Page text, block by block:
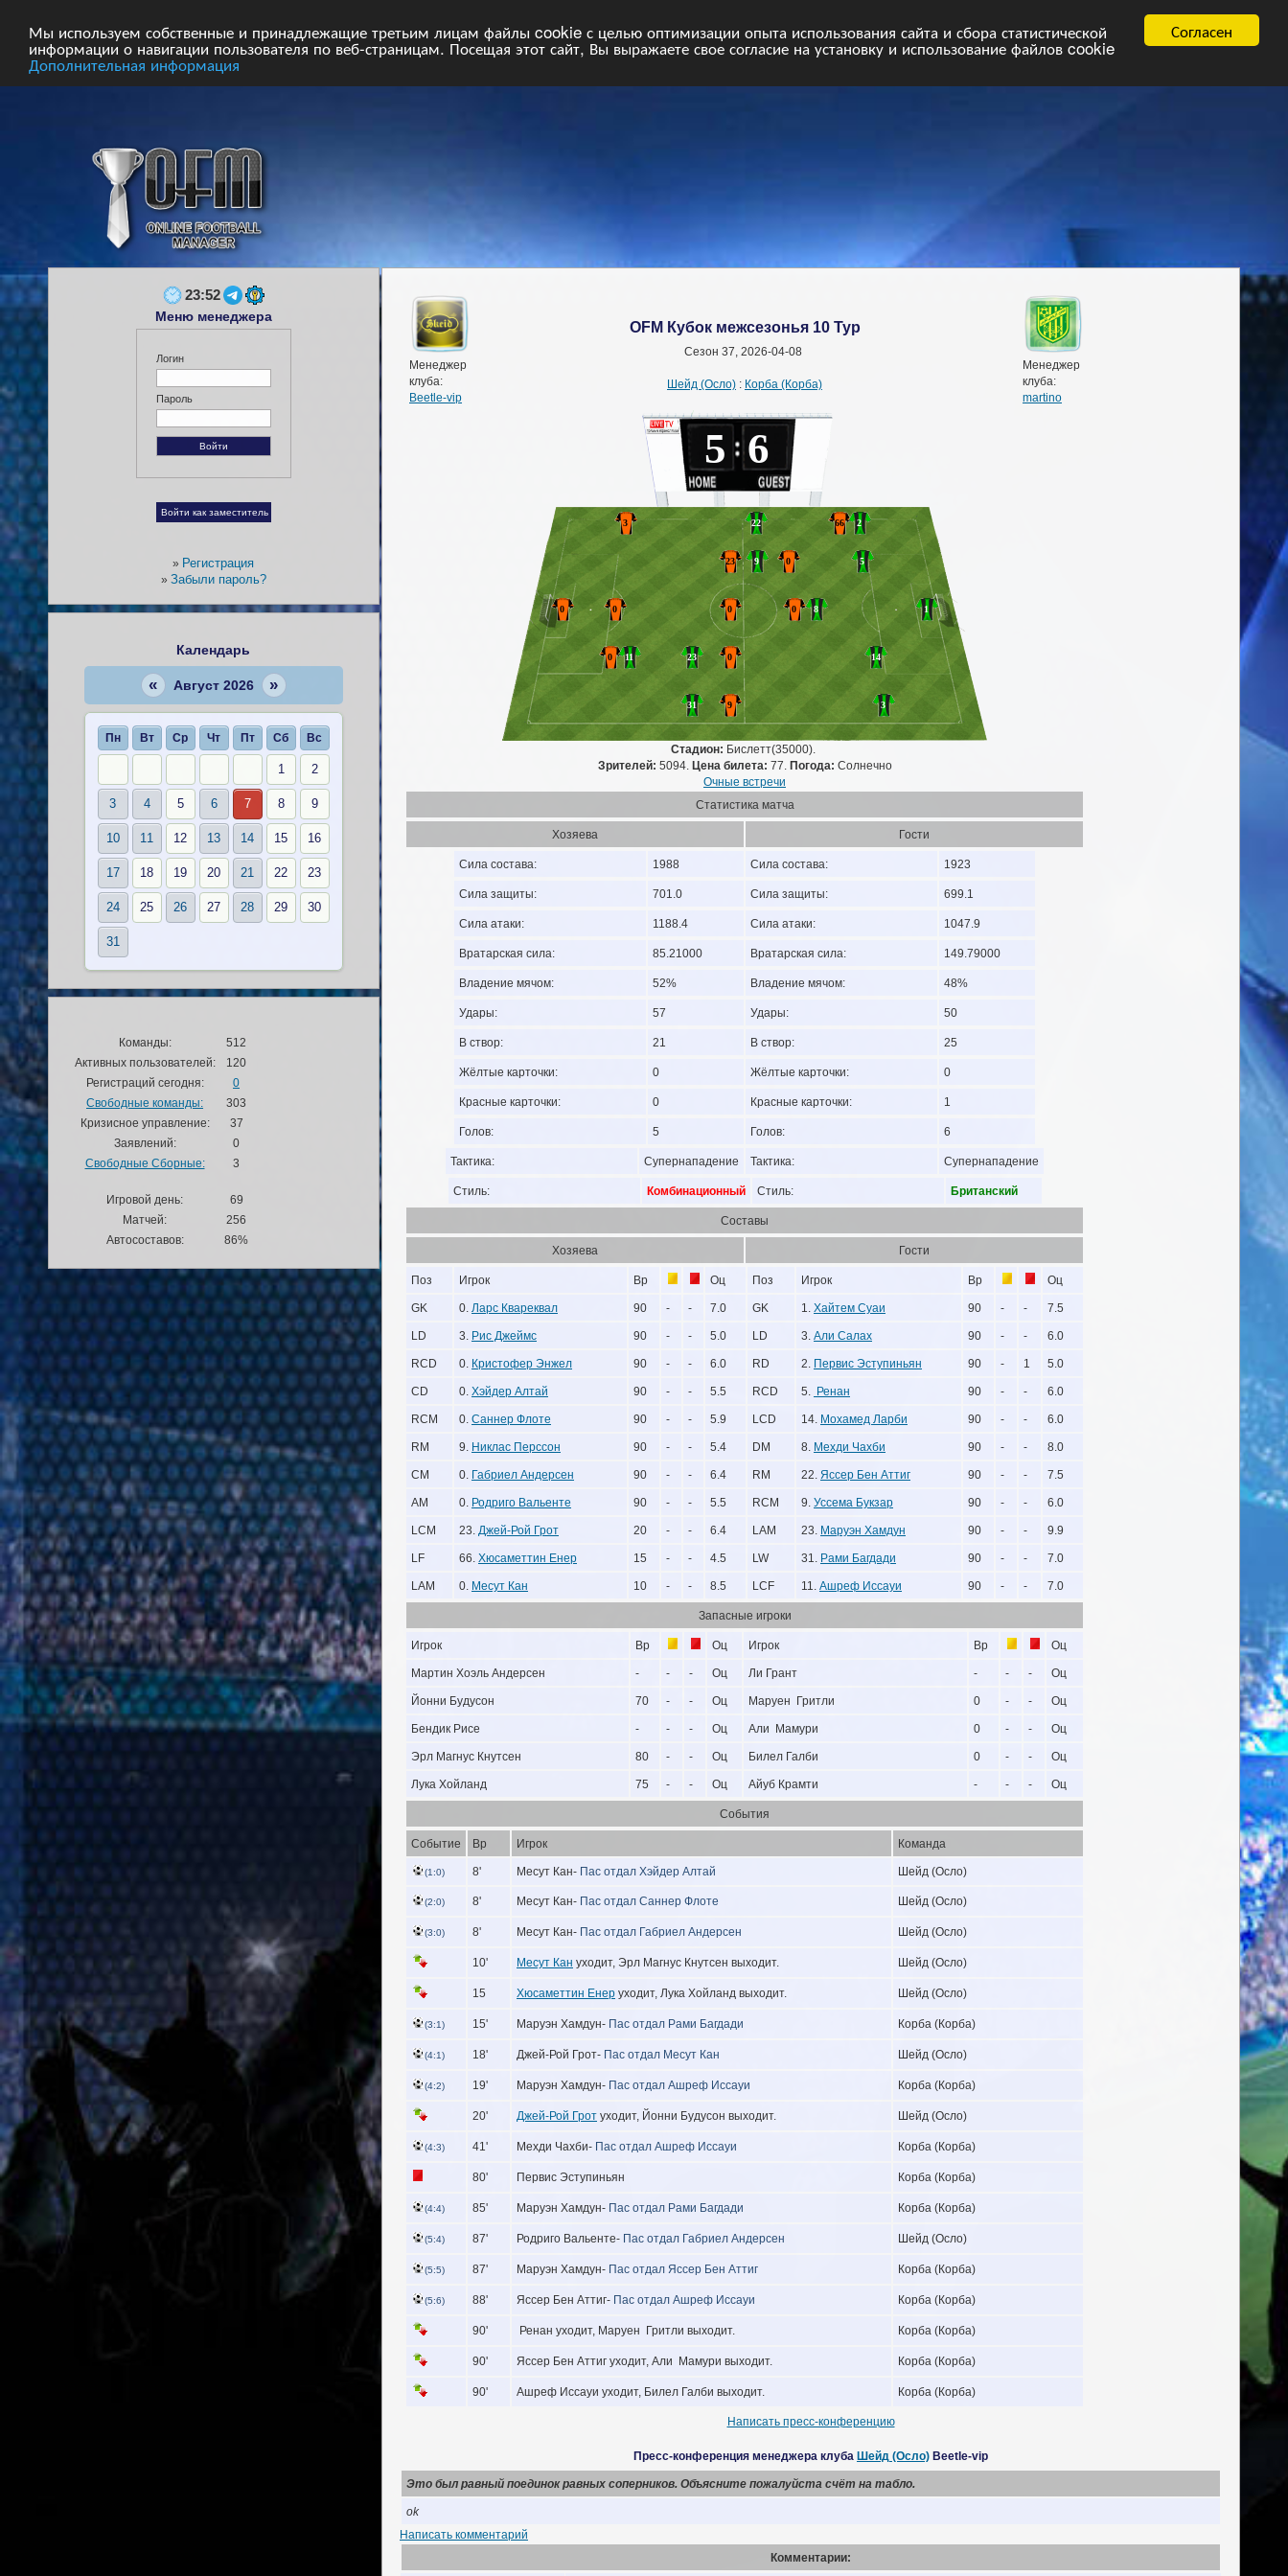
Согласен
Мы используем собственные и принадлежащие третьим лицам файлы cookie с целью оптимизации опыта использования сайта и сбора статистической
информации о навигации пользователя по веб-страницам. Посещая этот сайт, Вы выражаете свое согласие на установку и использование файлов cookie
Дополнительная информация
Менеджер
клуба:
Beetle-vip
OFM Кубок межсезонья 10 Тур
Сезон 37, 2026-04-08
Шейд (Осло) : Корба (Корба)
Менеджер
клуба:
martino
0
3
0
0
23
0
0
9
0
0
66
1
3
14
5
2
8
9
22
31
23
11
5 6
Стадион: Бислетт(35000).
Зрителей: 5094. Цена билета: 77. Погода: Солнечно
Очные встречи
Статистика матча
Хозяева Гости
Сила состава: 1988 Сила состава: 1923
Сила защиты: 701.0 Сила защиты: 699.1
Сила атаки: 1188.4 Сила атаки: 1047.9
Вратарская сила: 85.21000 Вратарская сила: 149.79000
Владение мячом: 52% Владение мячом: 48%
Удары: 57 Удары: 50
В створ: 21 В створ: 25
Жёлтые карточки: 0 Жёлтые карточки: 0
Красные карточки: 0 Красные карточки: 1
Голов: 5 Голов: 6
Тактика: Супернападение Тактика: Супернападение
Стиль: Комбинационный Стиль: Британский
Составы
Хозяева Гости
Поз Игрок Вр Оц Поз Игрок Вр Оц
GK 0. Ларс Квареквал 90 - - 7.0 GK 1. Хайтем Суаи 90 - - 7.5
LD 3. Рис Джеймс 90 - - 5.0 LD 3. Али Салах 90 - - 6.0
RCD 0. Кристофер Энжел 90 - - 6.0 RD 2. Первис Эступиньян 90 - 1 5.0
CD 0. Хэйдер Алтай 90 - - 5.5 RCD 5. Ренан 90 - - 6.0
RCM 0. Саннер Флоте 90 - - 5.9 LCD 14. Мохамед Ларби 90 - - 6.0
RM 9. Никлас Перссон 90 - - 5.4 DM 8. Мехди Чахби 90 - - 8.0
CM 0. Габриел Андерсен 90 - - 6.4 RM 22. Яссер Бен Аттиг 90 - - 7.5
AM 0. Родриго Вальенте 90 - - 5.5 RCM 9. Уссема Букзар 90 - - 6.0
LCM 23. Джей-Рой Грот 20 - - 6.4 LAM 23. Маруэн Хамдун 90 - - 9.9
LF 66. Хюсаметтин Енер 15 - - 4.5 LW 31. Рами Багдади 90 - - 7.0
LAM 0. Месут Кан 10 - - 8.5 LCF 11. Ашреф Иссауи 90 - - 7.0
Запасные игроки
Игрок Вр Оц Игрок Вр Оц
Мартин Хоэль Андерсен - - - Оц Ли Грант - - - Оц
Йонни Будусон 70 - - Оц Маруен Гритли 0 - - Оц
Бендик Рисе - - - Оц Али Мамури 0 - - Оц
Эрл Магнус Кнутсен 80 - - Оц Билел Галби 0 - - Оц
Лука Хойланд 75 - - Оц Айуб Крамти - - - Оц
События
Событие Вр Игрок Команда
(1:0) 8' Месут Кан- Пас отдал Хэйдер Алтай Шейд (Осло)
(2:0) 8' Месут Кан- Пас отдал Саннер Флоте Шейд (Осло)
(3:0) 8' Месут Кан- Пас отдал Габриел Андерсен Шейд (Осло)
10' Месут Кан уходит, Эрл Магнус Кнутсен выходит. Шейд (Осло)
15 Хюсаметтин Енер уходит, Лука Хойланд выходит. Шейд (Осло)
(3:1) 15' Маруэн Хамдун- Пас отдал Рами Багдади Корба (Корба)
(4:1) 18' Джей-Рой Грот- Пас отдал Месут Кан Шейд (Осло)
(4:2) 19' Маруэн Хамдун- Пас отдал Ашреф Иссауи Корба (Корба)
20' Джей-Рой Грот уходит, Йонни Будусон выходит. Шейд (Осло)
(4:3) 41' Мехди Чахби- Пас отдал Ашреф Иссауи Корба (Корба)
80' Первис Эступиньян Корба (Корба)
(4:4) 85' Маруэн Хамдун- Пас отдал Рами Багдади Корба (Корба)
(5:4) 87' Родриго Вальенте- Пас отдал Габриел Андерсен Шейд (Осло)
(5:5) 87' Маруэн Хамдун- Пас отдал Яссер Бен Аттиг Корба (Корба)
(5:6) 88' Яссер Бен Аттиг- Пас отдал Ашреф Иссауи Корба (Корба)
90' Ренан уходит, Маруен Гритли выходит. Корба (Корба)
90' Яссер Бен Аттиг уходит, Али Мамури выходит. Корба (Корба)
90' Ашреф Иссауи уходит, Билел Галби выходит. Корба (Корба)
Написать пресс-конференцию
Пресс-конференция менеджера клуба Шейд (Осло) Beetle-vip
Это был равный поединок равных соперников. Объясните пожалуйста счёт на табло.
ok
Написать комментарий
Комментарии:
23:52
Меню менеджера
Логин
Пароль
» Регистрация
» Забыли пароль?
Календарь
« Август 2026 »
Пн Вт Ср Чт Пт Сб Вс
1 2
3 4 5 6 7 8 9
10 11 12 13 14 15 16
17 18 19 20 21 22 23
24 25 26 27 28 29 30
31
Команды:
512
Активных пользователей:
120
Регистраций сегодня:
0
Свободные команды:
303
Кризисное управление:
37
Заявлений:
0
Свободные Сборные:
3
Игровой день:
69
Матчей:
256
Автосоставов:
86%